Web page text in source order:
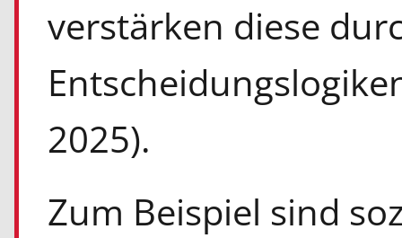
verstärken diese
2025).
Zum Beispiel sind